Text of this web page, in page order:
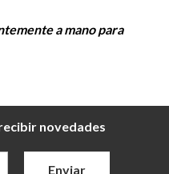
a mano para
novedades
Enviar